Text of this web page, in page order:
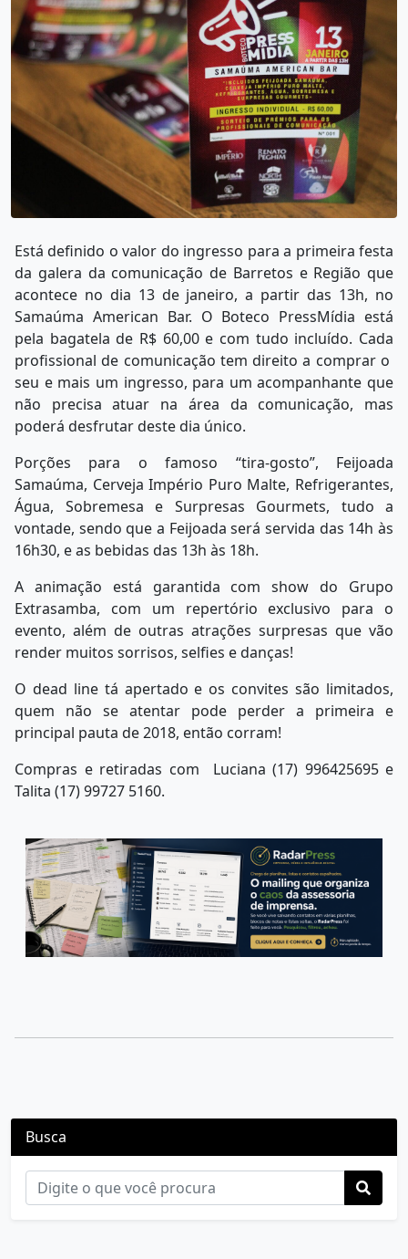
Está definido o valor do ingresso para a primeira festa
da galera da comunicação de Barretos e Região que
acontece no dia 13 de janeiro, a partir das 13h, no
Samaúma American Bar. O Boteco PressMídia está
pela bagatela de R$ 60,00 e com tudo incluído. Cada
profissional de comunicação tem direito a comprar o
seu e mais um ingresso, para um acompanhante que
não precisa atuar na área da comunicação, mas
poderá desfrutar deste dia único.
Porções para o famoso “tira-gosto”, Feijoada
Samaúma, Cerveja Império Puro Malte, Refrigerantes,
Água, Sobremesa e Surpresas Gourmets, tudo a
vontade, sendo que a Feijoada será servida das 14h às
16h30, e as bebidas das 13h às 18h.
A animação está garantida com show do Grupo
Extrasamba, com um repertório exclusivo para o
evento, além de outras atrações surpresas que vão
render muitos sorrisos, selfies e danças!
O dead line tá apertado e os convites são limitados,
quem não se atentar pode perder a primeira e
principal pauta de 2018, então corram!
Compras e retiradas com Luciana (17) 996425695 e
Talita (17) 99727 5160.
Busca